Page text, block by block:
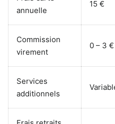
annuelle
15 €
Commission
virement
0 – 3 €
Services
additionnels